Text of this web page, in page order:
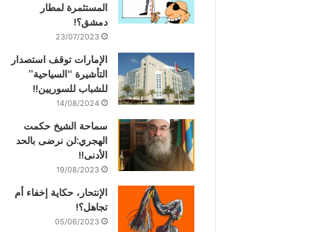
المستثمرة لمطار
دمشق؟!
23/07/2023
الإمارات توقف استصدار
التأشيرة “السياحية”
للشباب للسوريين!!
14/08/2024
سماحة الشيخ حكمت
الهجري:لن نرضى بالحد
الأدنى!!
19/08/2023
الإنتحار، حكاية إخفاء أم
تجاهل؟!
05/06/2023